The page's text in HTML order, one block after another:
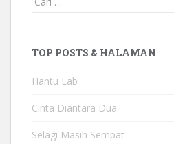
TOP POSTS & HALAMAN
Hantu Lab
Cinta Diantara Dua
Selagi Masih Sempat